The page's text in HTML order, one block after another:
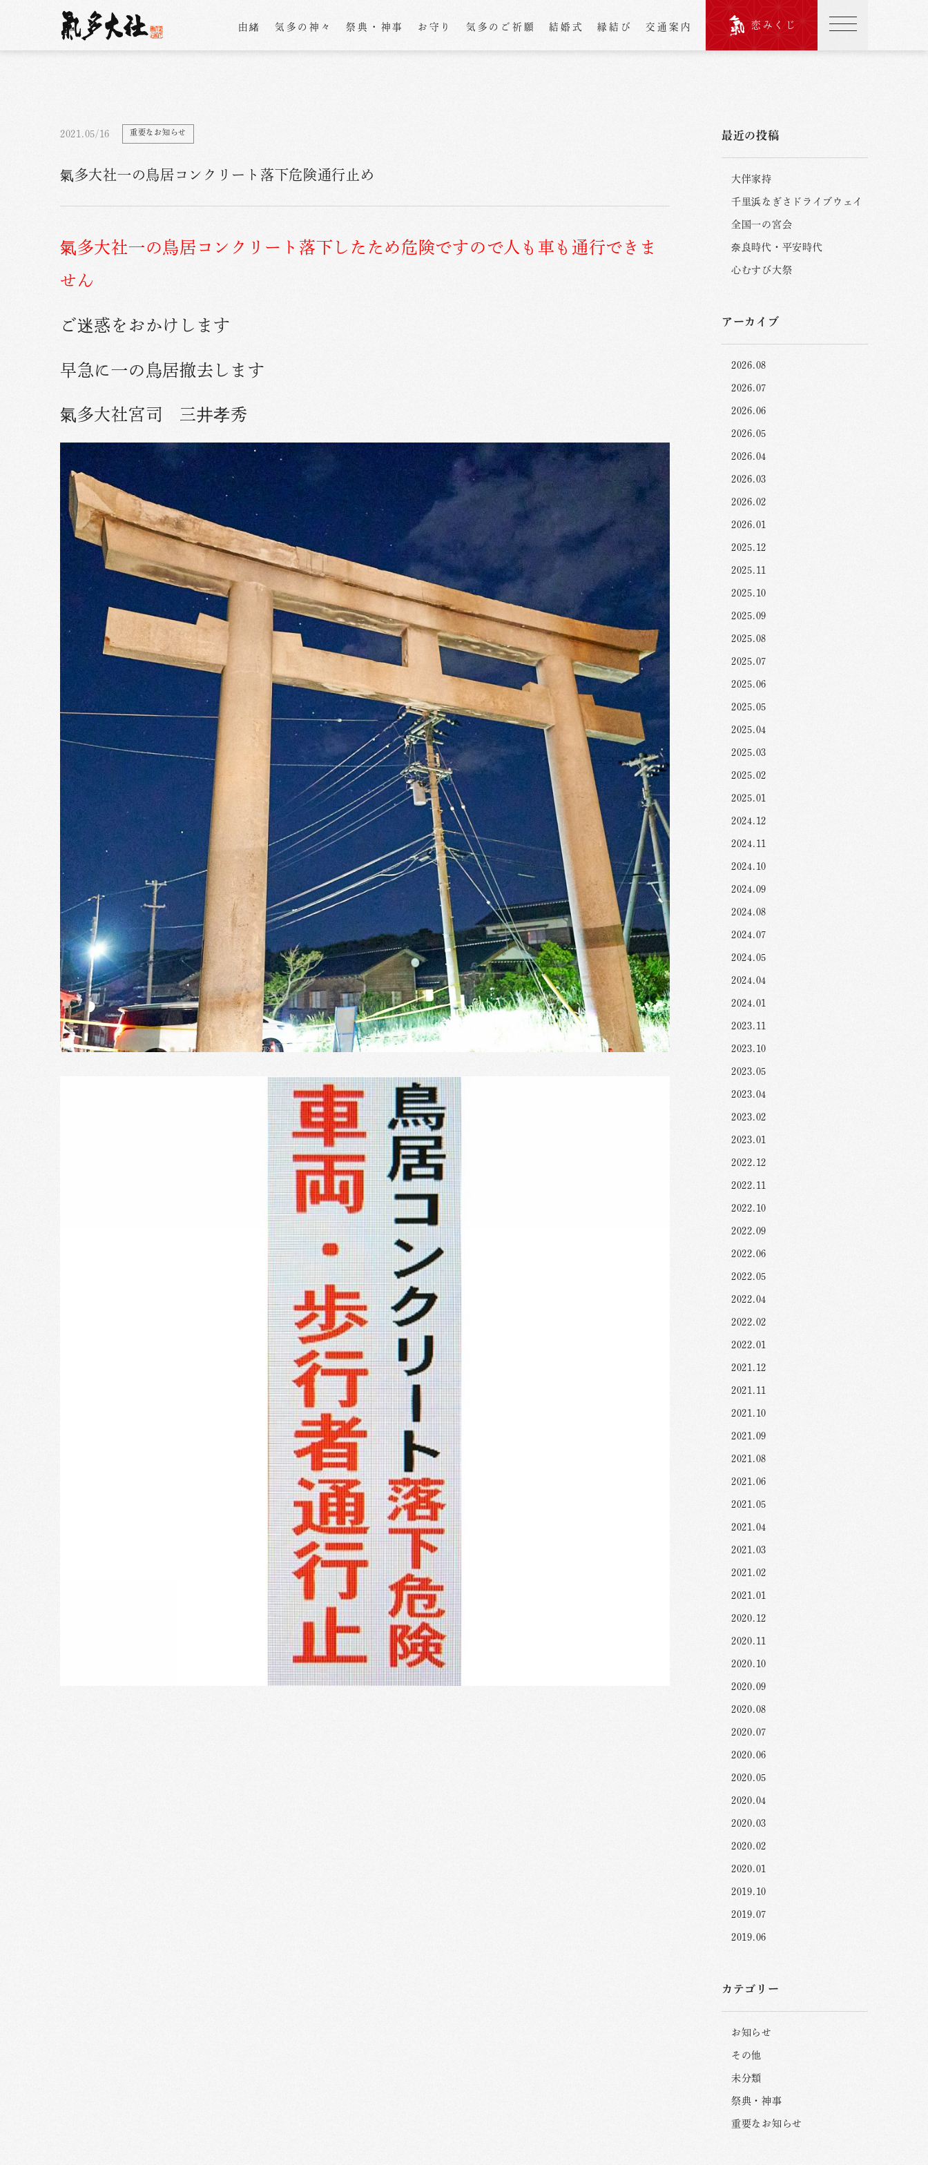
由緒 気多の神々 祭典・神事 お守り 気多のご祈願 結婚式 縁結び 交通案内 恋みくじ
2021.05/16 重要なお知らせ
氣多大社一の鳥居コンクリート落下危険通行止め
氣多大社一の鳥居コンクリート落下したため危険ですので人も車も通行できま
せん
ご迷惑をおかけします
早急に一の鳥居撤去します
氣多大社宮司 三井孝秀
最近の投稿
大伴家持
千里浜なぎさドライブウェイ
全国一の宮会
奈良時代・平安時代
心むすび大祭
アーカイブ
2026.08
2026.07
2026.06
2026.05
2026.04
2026.03
2026.02
2026.01
2025.12
2025.11
2025.10
2025.09
2025.08
2025.07
2025.06
2025.05
2025.04
2025.03
2025.02
2025.01
2024.12
2024.11
2024.10
2024.09
2024.08
2024.07
2024.05
2024.04
2024.01
2023.11
2023.10
2023.05
2023.04
2023.02
2023.01
2022.12
2022.11
2022.10
2022.09
2022.06
2022.05
2022.04
2022.02
2022.01
2021.12
2021.11
2021.10
2021.09
2021.08
2021.06
2021.05
2021.04
2021.03
2021.02
2021.01
2020.12
2020.11
2020.10
2020.09
2020.08
2020.07
2020.06
2020.05
2020.04
2020.03
2020.02
2020.01
2019.10
2019.07
2019.06
カテゴリー
お知らせ
その他
未分類
祭典・神事
重要なお知らせ